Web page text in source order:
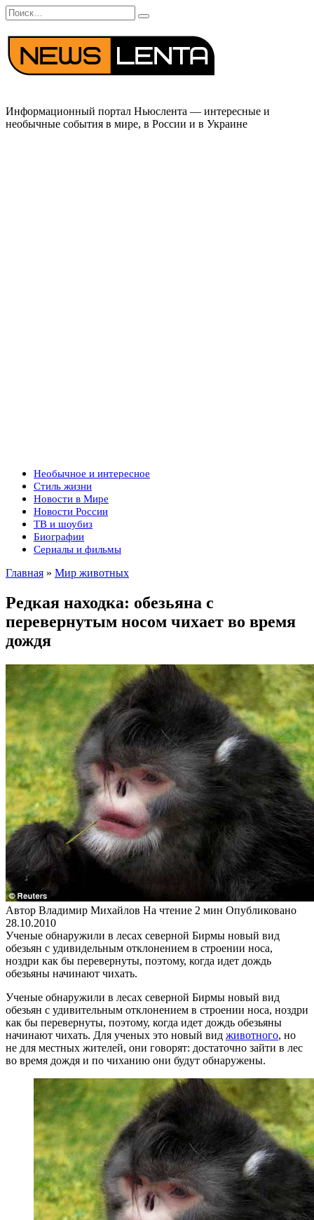
Перейти
к
содержанию
Search
for:
Информационный портал Ньюслента — интересные и
необычные события в мире, в России и в Украине
Необычное и интересное
Стиль жизни
Новости в Мире
Новости России
ТВ и шоубиз
Биографии
Сериалы и фильмы
Главная » Мир животных
Редкая находка: обезьяна с
перевернутым носом чихает во время
дождя
Автор Владимир Михайлов На чтение 2 мин Опубликовано
28.10.2010
Ученые обнаружили в лесах северной Бирмы новый вид
обезьян с удивидельным отклонением в строении носа,
ноздри как бы перевернуты, поэтому, когда идет дождь
обезьяны начинают чихать.
Ученые обнаружили в лесах северной Бирмы новый вид
обезьян с удивительным отклонением в строении носа, ноздри
как бы перевернуты, поэтому, когда идет дождь обезьяны
начинают чихать. Для ученых это новый вид животного, но
не для местных жителей, они говорят: достаточно зайти в лес
во время дождя и по чиханию они будут обнаружены.